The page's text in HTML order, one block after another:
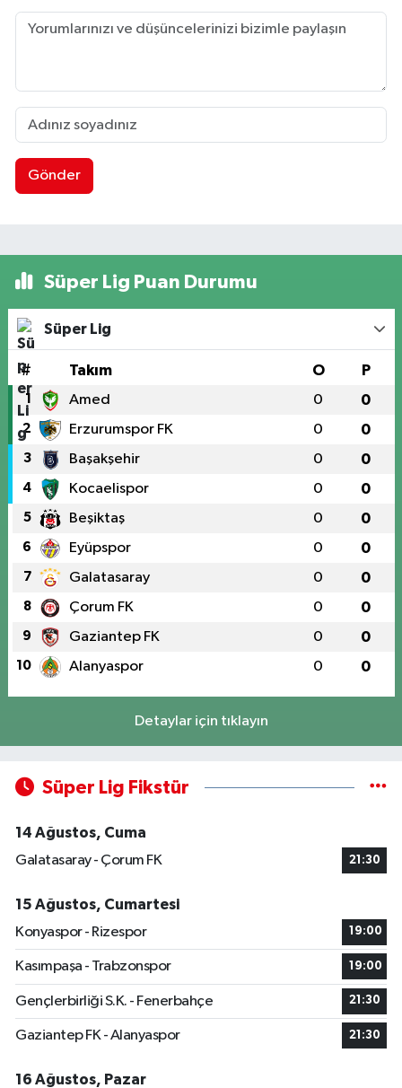
Gönder
Süper Lig Puan Durumu
Süper Lig
# Takım O P
1 Amed 0 0
2 Erzurumspor FK 0 0
3 Başakşehir 0 0
4 Kocaelispor 0 0
5 Beşiktaş 0 0
6 Eyüpspor 0 0
7 Galatasaray 0 0
8 Çorum FK 0 0
9 Gaziantep FK 0 0
10 Alanyaspor 0 0
Detaylar için tıklayın
Süper Lig Fikstür
14 Ağustos, Cuma
Galatasaray - Çorum FK
21:30
15 Ağustos, Cumartesi
Konyaspor - Rizespor
19:00
Kasımpaşa - Trabzonspor 19:00
Gençlerbirliği S.K. - Fenerbahçe 21:30
Gaziantep FK - Alanyaspor 21:30
16 Ağustos, Pazar